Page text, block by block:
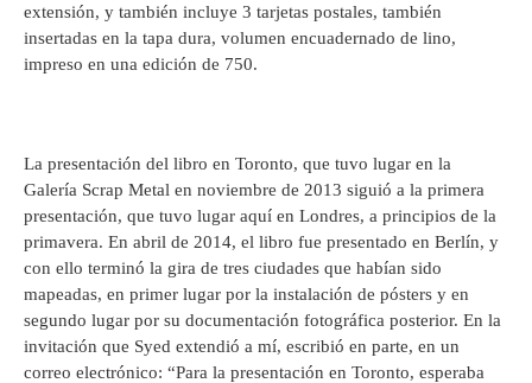
extensión, y también incluye 3 tarjetas postales, también
insertadas en la tapa dura, volumen encuadernado de lino,
impreso en una edición de 750.
La presentación del libro en Toronto, que tuvo lugar en la
Galería Scrap Metal en noviembre de 2013 siguió a la primera
presentación, que tuvo lugar aquí en Londres, a principios de la
primavera. En abril de 2014, el libro fue presentado en Berlín, y
con ello terminó la gira de tres ciudades que habían sido
mapeadas, en primer lugar por la instalación de pósters y en
segundo lugar por su documentación fotográfica posterior. En la
invitación que Syed extendió a mí, escribió en parte, en un
correo electrónico: “Para la presentación en Toronto, esperaba